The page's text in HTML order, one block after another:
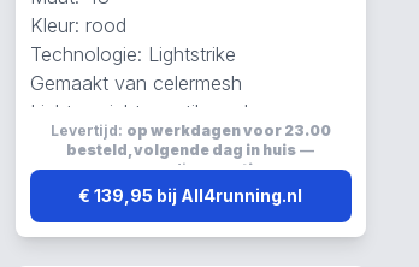
Kleur: rood
Technologie: Lightstrike
Gemaakt van celermesh
Lichtgewicht, ventilerend en
ademend
Levertijd: op werkdagen voor 23.00
besteld, volgende dag in huis —
verzending:gratis
€ 139,95 bij All4running.nl